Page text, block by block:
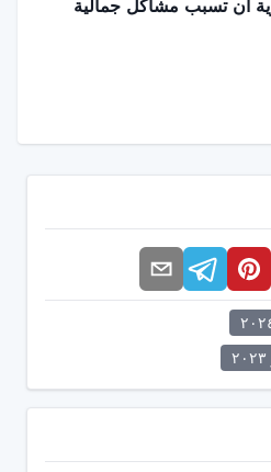
أن تسبب مشاكل جمالية
عدد من العوامل الوراثية
الرئيسية التي تسبب
الأكثر شيوعًا للأسنان